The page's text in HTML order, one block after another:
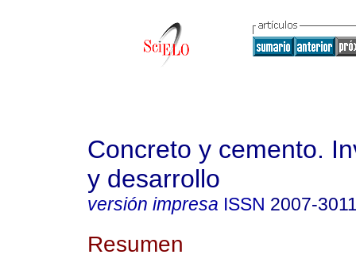
Concreto y cemento.
y desarrollo
versión impresa ISSN 2007-
Resumen